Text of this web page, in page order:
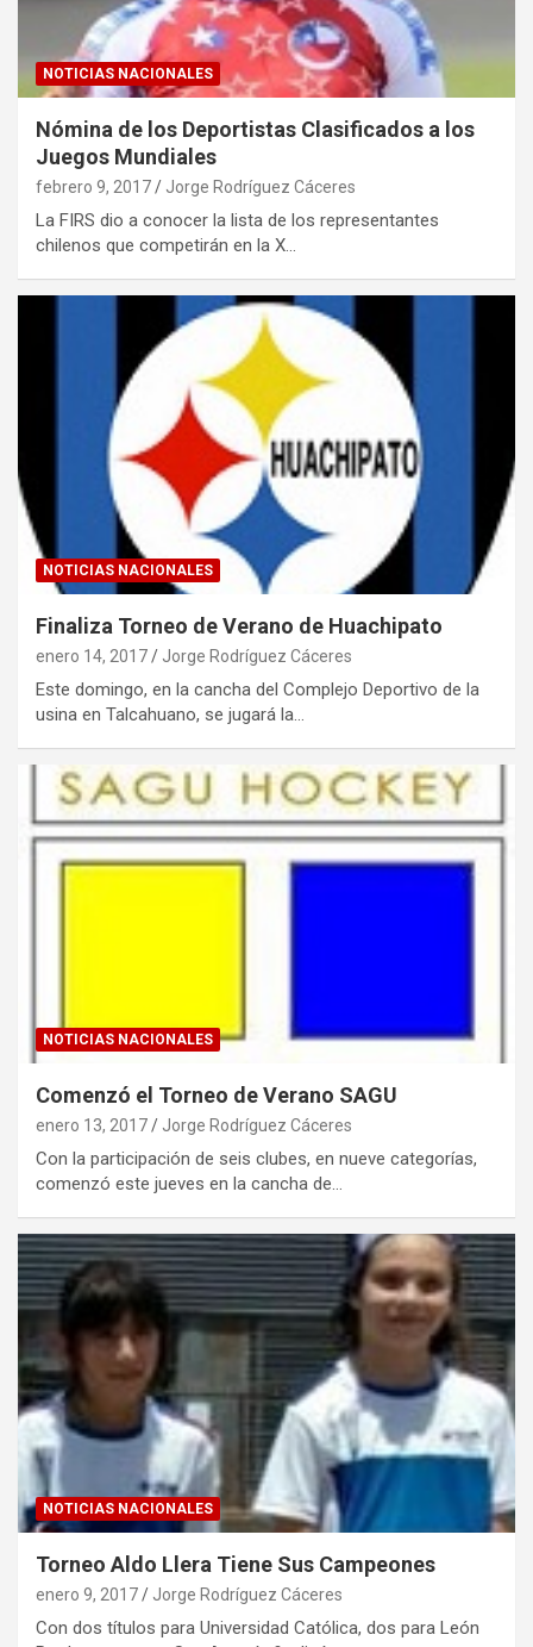
NOTICIAS NACIONALES
Nómina de los Deportistas Clasificados a los
Juegos Mundiales
febrero 9, 2017 Jorge Rodríguez Cáceres
La FIRS dio a conocer la lista de los representantes
chilenos que competirán en la X…
NOTICIAS NACIONALES
Finaliza Torneo de Verano de Huachipato
enero 14, 2017 Jorge Rodríguez Cáceres
Este domingo, en la cancha del Complejo Deportivo de la
usina en Talcahuano, se jugará la…
NOTICIAS NACIONALES
Comenzó el Torneo de Verano SAGU
enero 13, 2017 Jorge Rodríguez Cáceres
Con la participación de seis clubes, en nueve categorías,
comenzó este jueves en la cancha de…
NOTICIAS NACIONALES
Torneo Aldo Llera Tiene Sus Campeones
enero 9, 2017 Jorge Rodríguez Cáceres
Con dos títulos para Universidad Católica, dos para León